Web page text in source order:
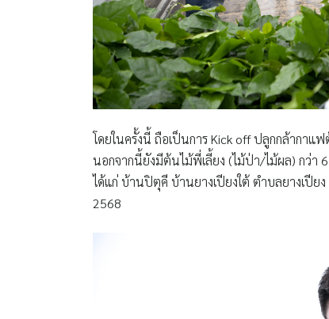
โดยในครั้งนี้ ถือเป็นการ Kick off ปลูกกล้ากา
นอกจากนี้ยังมีต้นไม้พี่เลี้ยง (ไม้ป่า/ไม้ผล) กว่า
ได้แก่ บ้านปิตุคี บ้านยางเปียงใต้ ตำบลยางเปี
2568